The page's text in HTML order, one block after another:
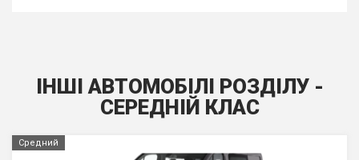
ІНШІ АВТОМОБІЛІ РОЗДІЛУ -
СЕРЕДНIЙ КЛАС
Средний